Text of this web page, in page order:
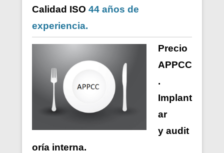
Calidad ISO 44 años de
experiencia.
Precio
APPCC
.
Implant
ar
y audit
oría interna.